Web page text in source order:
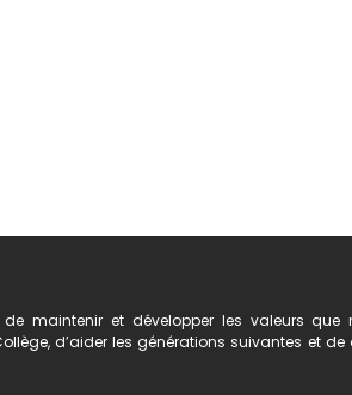
maintenir et développer les valeurs que
d’aider les générations suivantes et de